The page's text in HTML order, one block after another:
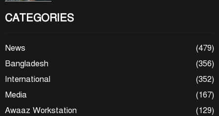
CATEGORIES
News
(479)
Bangladesh
(356)
International
(352)
Media
(167)
Awaaz Workstation
(129)